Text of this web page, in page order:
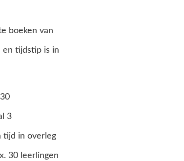
boeken van
en tijdstip is in
30
3
tijd in overleg
30 leerlingen